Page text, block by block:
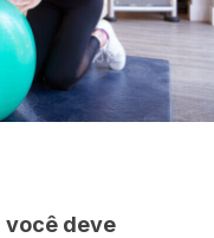
você deve